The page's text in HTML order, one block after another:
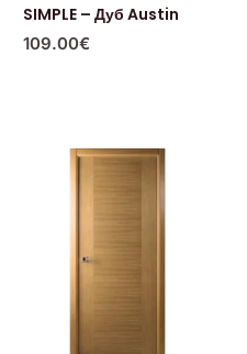
SIMPLE – Дуб Austin
109.00€